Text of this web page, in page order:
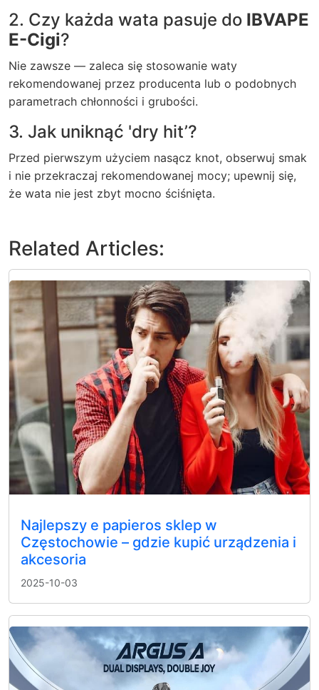
2. Czy każda wata pasuje do IBVAPE
E-Cigi?
Nie zawsze — zaleca się stosowanie waty
rekomendowanej przez producenta lub o podobnych
parametrach chłonności i grubości.
3. Jak uniknąć 'dry hit’?
Przed pierwszym użyciem nasącz knot, obserwuj smak
i nie przekraczaj rekomendowanej mocy; upewnij się,
że wata nie jest zbyt mocno ściśnięta.
Related Articles:
Najlepszy e papieros sklep w
Częstochowie – gdzie kupić urządzenia i
akcesoria
2025-10-03